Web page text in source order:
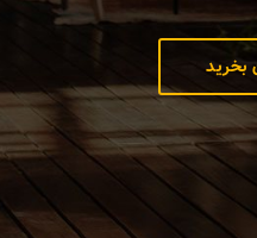
بخرید